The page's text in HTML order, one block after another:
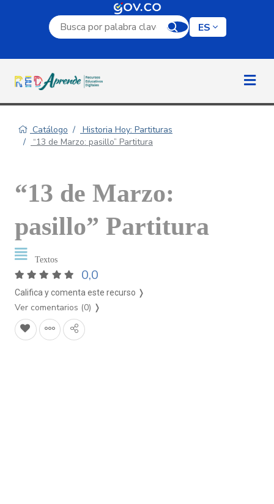
Campo de búsqueda por palabra clave
ES
Catálogo
Historia Hoy: Partituras
“13 de Marzo: pasillo” Partitura
“13 de Marzo:
pasillo” Partitura
Textos
0,0
Califica y comenta este recurso ❭
Ver comentarios (0) ❭